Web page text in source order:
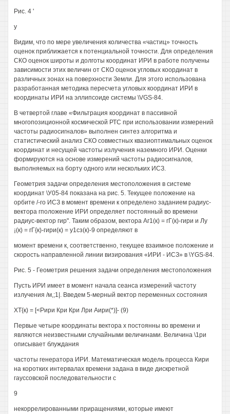
Рис. 4 '
у
Видим, что по мере увеличения количества «частиц» точность
оценок приближается к потенциальной точности. Для определения
СКО оценок широты и долготы координат ИРИ в работе получены
зависимости этих величин от СКО оценок угловых координат в
различных зонах на поверхности Земли. Для этого использована
разработанная методика пересчета угловых координат ИРИ в
координаты ИРИ на эллипсоиде системы \VGS-84.
В четвертой главе «Фильтрация координат в пассивной
многопозиционной космической РТС при использовании измерений
частоты радиосигналов» выполнен синтез алгоритма и
статистический анализ СКО совместных квазиоптимальных оценок
координат и несущей частоты излучения наземного ИРИ. Оценки
формируются на основе измерений частоты радиосигналов,
выполняемых на борту одного или нескольких ИСЗ.
Геометрия задачи определения местоположения в системе
координат \У05-84 показана на рис. 5. Текущее положение на
орбите /-го ИСЗ в момент времени к определено заданием радиус-
вектора гположение ИРИ определяет постоянный во времени
радиус-вектор гир". Таким образом, вектора Аг1(к) = гГ(к)-гири и Лу
¡(к) = гГ{к)-гири(к) = у1сз(к)-9 определяют в
момент времени к, соответственно, текущее взаимное положение и
скорость направленной линии визирования «ИРИ - ИСЗ» в \YGS-84.
Рис. 5 - Геометрия решения задачи определения местоположения
Пусть ИРИ имеет в момент начала сеанса измерений частоту
излучения /м,;1|. Введем 5-мерный вектор переменных состояния
ХТ{к) = [<Рири Кри Кри Лри Аири(*)]- (9)
Первые четыре координаты вектора х постоянны во времени и
являются неизвестными случайными величинами. Величина \1ри
описывает блуждания
частоты генератора ИРИ. Математическая модель процесса Кири
на коротких интервалах времени задана в виде дискретной
гауссовской последовательности с
9
некоррелированными приращениями, которые имеют